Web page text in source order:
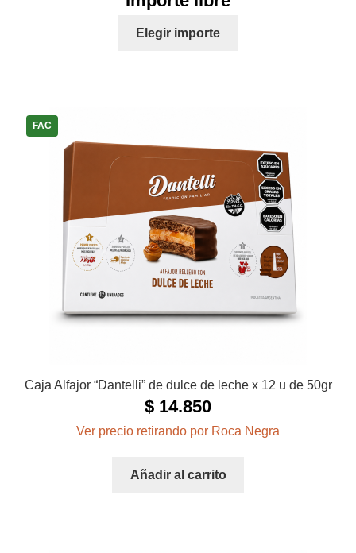
Elegir importe
FAC
Caja Alfajor “Dantelli” de dulce de leche x 12 u de 50gr
$ 14.850
Ver precio retirando por Roca Negra
Añadir al carrito